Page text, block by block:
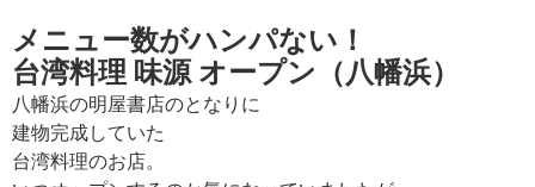
メニュー数がハンパない！
台湾料理 味源 オープン（八幡浜）
八幡浜の明屋書店のとなりに
建物完成していた
台湾料理のお店。